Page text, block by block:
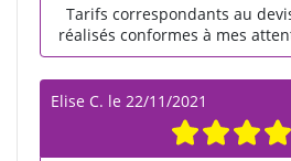
Tarifs correspondants au
réalisés conformes à mes
Elise C. le 22/11/2021